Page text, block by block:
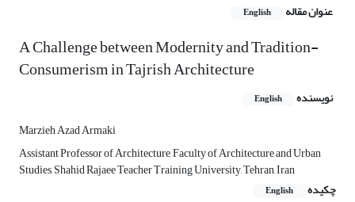
عنوان مقاله English
A Challenge between Modernity and Tradition-
Consumerism in Tajrish Architecture
نویسنده English
Marzieh Azad Armaki
Assistant Professor of Architecture, Faculty of Architecture and Urban
Studies, Shahid Rajaee Teacher Training University, Tehran, Iran
چکیده
English